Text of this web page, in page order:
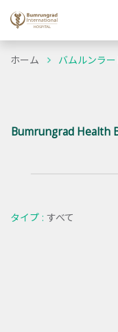
ホーム バムルンラ
Bumrungrad Health
タイプ : すべて